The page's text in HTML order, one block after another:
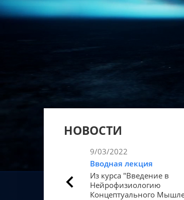
НОВОСТИ
9/03/2022
Вводная лекция
Из курса "Введение в
Нейрофизиологию
Концептуального